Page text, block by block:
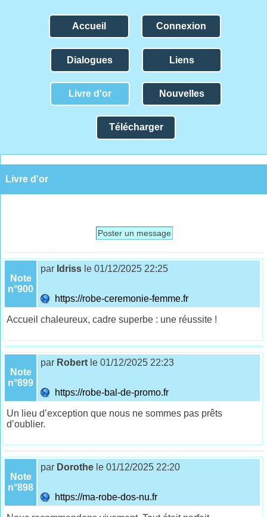
Accueil Connexion
Dialogues Liens
Livre d'or Nouvelles
Télécharger
Livre d'or
Poster un message
Note
n°900
par Idriss le 01/12/2025 22:25
https://robe-ceremonie-femme.fr
Accueil chaleureux, cadre superbe : une réussite !
Note
n°899
par Robert le 01/12/2025 22:23
https://robe-bal-de-promo.fr
Un lieu d’exception que nous ne sommes pas prêts
d’oublier.
Note
n°898
par Dorothe le 01/12/2025 22:20
https://ma-robe-dos-nu.fr